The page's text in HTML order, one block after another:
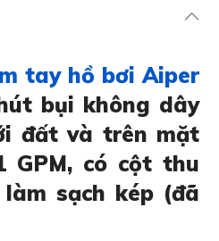
tay hồ bơi Aiper
bụi không dây
đất và trên mặt
GPM, có cột thu
sạch kép (đã